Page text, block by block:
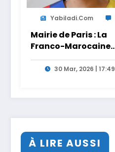
Yabiladi.com
Mairie de Paris : La
Franco-Marocaine
Lamia El Aaraje
nommée première
30 Mar, 2026 | 17:49
À LIRE AUSSI